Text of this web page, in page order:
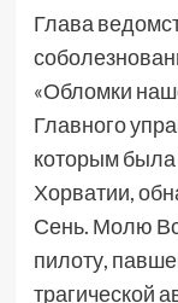
Глава
«Обломки
Главного
которым была
Хорватии,
Сень. Молю
пилоту,
трагической